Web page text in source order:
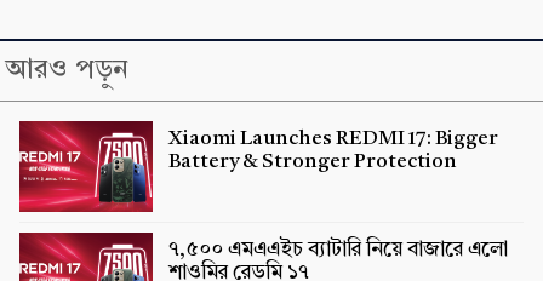
আরও পড়ুন
Xiaomi Launches REDMI 17: Bigger
Battery & Stronger Protection
৭,৫০০ এমএএইচ ব্যাটারি নিয়ে বাজারে এলো
শাওমির রেডমি ১৭